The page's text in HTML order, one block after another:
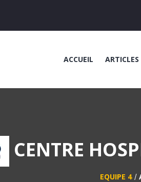
ACCUEIL ARTICLES
CENTRE
EQUIPE 4